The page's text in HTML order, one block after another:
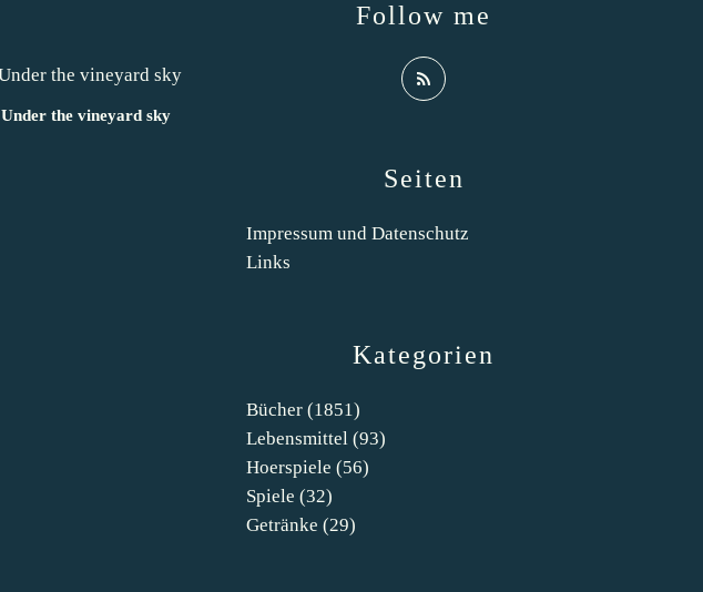
Under the vineyard sky
Kategorien
Bücher (1851)
Lebensmittel (93)
Hoerspiele (56)
Spiele (32)
Getränke (29)
Seiten
Impressum und Datenschutz
Links
Follow me